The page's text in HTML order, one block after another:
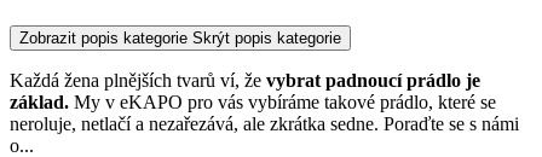
Zobrazit popis kategorie Skrýt popis kategorie
Každá žena plnějších tvarů ví, že vybrat padnoucí prádlo je
základ. My v eKAPO pro vás vybíráme takové prádlo, které se
neroluje, netlačí a nezařezává, ale zkrátka sedne. Poraďte se s námi
o...